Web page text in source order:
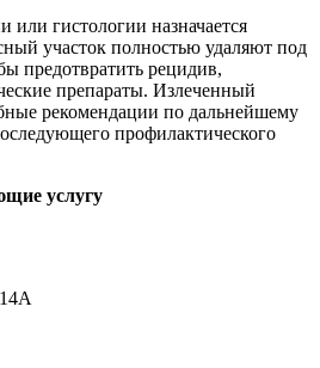
или гистологии назначается
участок полностью удаляют под
предотвратить рецидив,
препараты. Излеченный
рекомендации по дальнейшему
профилактического
услугу